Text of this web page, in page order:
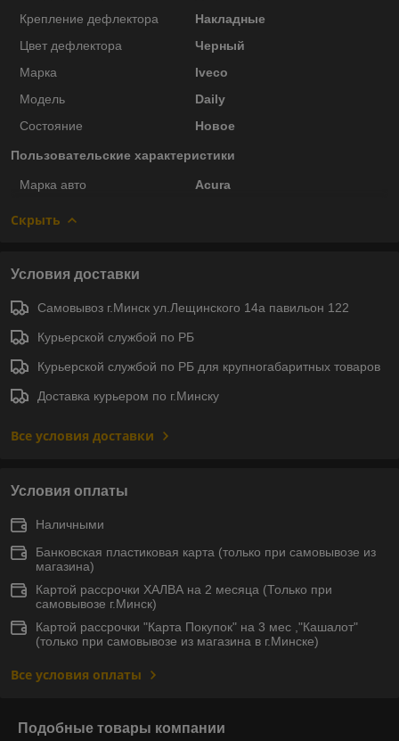
Крепление дефлектора
Накладные
Цвет дефлектора
Черный
Марка
Iveco
Модель
Daily
Состояние
Новое
Пользовательские характеристики
Марка авто Acura
Скрыть
Условия доставки
Самовывоз г.Минск ул.Лещинского 14а павильон 122
Курьерской службой по РБ
Курьерской службой по РБ для крупногабаритных товаров
Доставка курьером по г.Минску
Все условия доставки
Условия оплаты
Наличными
Банковская пластиковая карта (только при самовывозе из
магазина)
Картой рассрочки ХАЛВА на 2 месяца (Только при
самовывозе г.Минск)
Картой рассрочки "Карта Покупок" на 3 мес ,"Кашалот"
(только при самовывозе из магазина в г.Минске)
Все условия оплаты
Подобные товары компании